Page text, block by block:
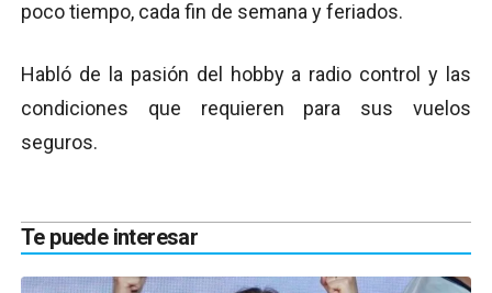
poco tiempo, cada fin de semana y feriados.
Habló de la pasión del hobby a radio control y las
condiciones que requieren para sus vuelos
seguros.
Te puede interesar